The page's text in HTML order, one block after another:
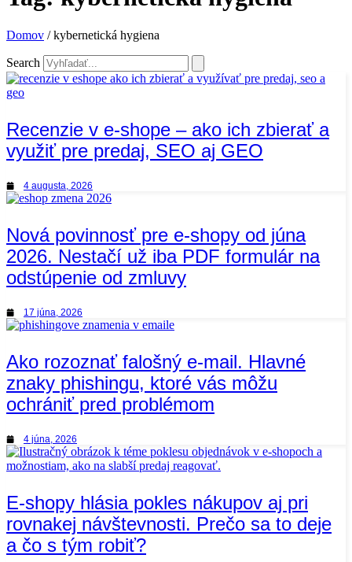
Domov /kybernetická hygiena
Search
Recenzie v e-shope – ako ich zbierať a
využiť pre predaj, SEO aj GEO
4 augusta, 2026
Nová povinnosť pre e-shopy od júna
2026. Nestačí už iba PDF formulár na
odstúpenie od zmluvy
17 júna, 2026
Ako rozoznať falošný e-mail. Hlavné
znaky phishingu, ktoré vás môžu
ochrániť pred problémom
4 júna, 2026
E-shopy hlásia pokles nákupov aj pri
rovnakej návštevnosti. Prečo sa to deje
a čo s tým robiť?